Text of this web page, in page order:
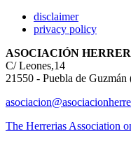
disclaimer
privacy policy
ASOCIACIÓN
C/ Leones,14
21550 - Puebla de
The Herrerias Association